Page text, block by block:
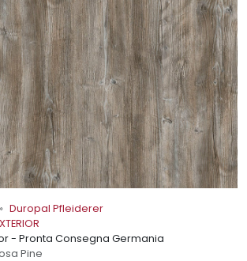
Duropal Pfleiderer
- Pronta Consegna Germania
Pine